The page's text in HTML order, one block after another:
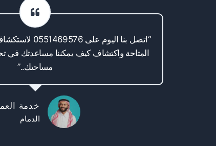
“اتصل بنا اليوم على 0551469576 لاستكشاف خيارات
المتاحة واكتشاف كيف يمكننا مساعدتك في
مساحتك..”
خدمة
الدمام